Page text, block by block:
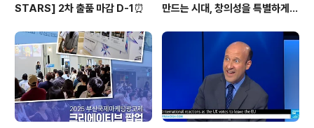
STARS] 2차 출품 마감 D-1⏰
만드는 시대, 창의성을 특별하게